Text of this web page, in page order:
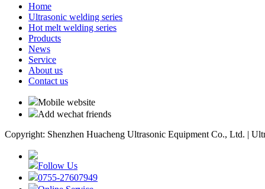
Home
Ultrasonic welding series
Hot melt welding series
Products
News
Service
About us
Contact us
Mobile website
Add wechat friends
Copyright: Shenzhen Huacheng Ultrasonic Equipment Co., Ltd. |
Follow Us
0755-27607949